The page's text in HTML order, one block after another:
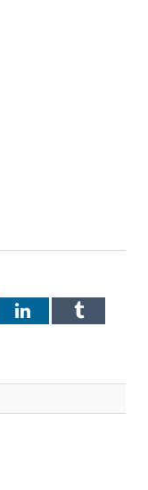
LinkedInTumblr